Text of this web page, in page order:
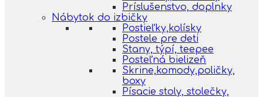
Príslušenstvo, doplnky
Nábytok do izbičky
Postieľky,kolísky
Postele pre deti
Stany, týpí, teepee
Posteľná bielizeň
Skrine,komody,poličky,
boxy
Písacie stoly, stolečky,